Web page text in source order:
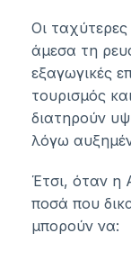
Οι
άμεσα τη
εξαγωγικές
τουρισμός
διατηρούν
λόγω
Έτσι, όταν η
ποσά που
μπορούν να: